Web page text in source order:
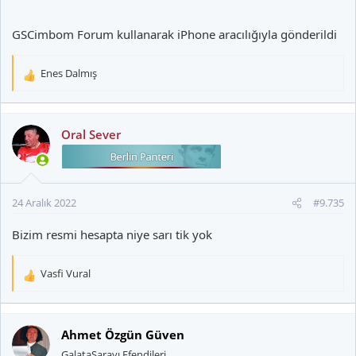
GSCimbom Forum kullanarak iPhone aracılığıyla gönderildi
T
k
i
l
:
Enes Dalmış
Oral Sever
24 Aralık 2022 #9.735
Bizim resmi hesapta niye sarı tik yok
T
k
i
Vasfi Vural
Ahmet Özgün Güven